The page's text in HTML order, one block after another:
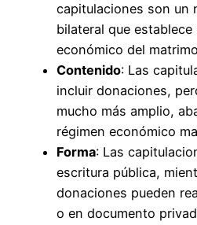
capitulaciones son un
bilateral que establece
económico del
Contenido: Las
incluir donaciones,
mucho más amplio,
régimen económico
Forma: Las
escritura pública,
donaciones pueden
o en documento